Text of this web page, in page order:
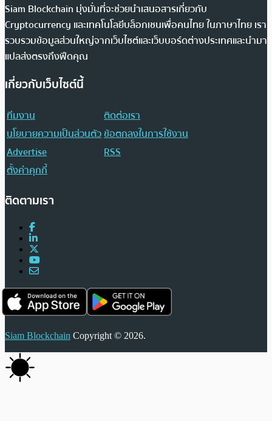
Siam Blockchain มุ่งมั่นที่จะช่วยนำเสนอสารเกี่ยวกับ
Cryptocurrency และเทคโนโลยีบล็อกเชนเพื่อคนไทย ในภาษาไทย เรา
รวบรวมข้อมูลส่วนใหญ่จากเว็บไซต์และเว็บบอร์ดต่างประเทศและนำมา
แปลส่งตรงถึงฟีดคุณ
เกี่ยวกับเว็บไซต์นี้
ทีมงาน
ติดต่อเรา
นโยบายความเป็นส่วนตัวข้อตกลงในการใช้งาน
Advertise
RSS
ตั้งค่าคุกกี้
ติดตามเรา
Siam Blockchain Copyright © 2026.